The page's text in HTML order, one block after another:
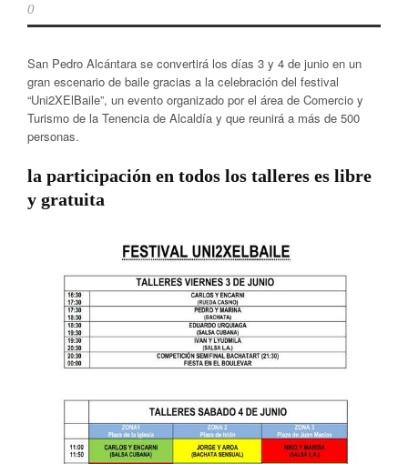
0
San Pedro Alcántara se convertirá los días 3 y 4 de junio en un
gran escenario de baile gracias a la celebración del festival
“Uni2XElBaile”, un evento organizado por el área de Comercio y
Turismo de la Tenencia de Alcaldía y que reunirá a más de 500
personas.
la participación en todos los talleres es libre
y gratuita